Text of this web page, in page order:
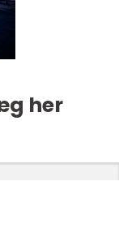
her